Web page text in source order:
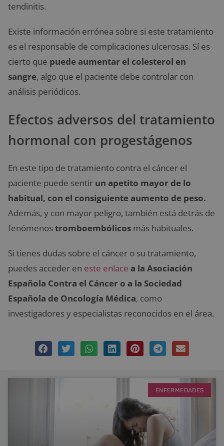
tendinitis.
Existe información errónea sobre si este tratamiento
es el responsable de complicaciones ulcerosas. Sí es
cierto que puede aumentar el colesterol en
sangre, algo que el paciente debe controlar con
análisis periódicos.
Efectos adversos del tratamiento
hormonal con progestágenos
En este tipo de tratamiento contra el cáncer el
paciente puede sentir un apetito mayor de lo
habitual, con el consiguiente aumento de peso.
Además, y con mayor peligro, también está detrás de
fenómenostromboembólicos más habituales.
Si tienes dudas sobre el cáncer o su tratamiento,
puedes acceder en este enlace a la Asociación
Española Contra el Cáncer o a la Sociedad
Española de Oncología Médica, como
investigadores y especialistas reconocidos en el área.
ENFERMEDADES